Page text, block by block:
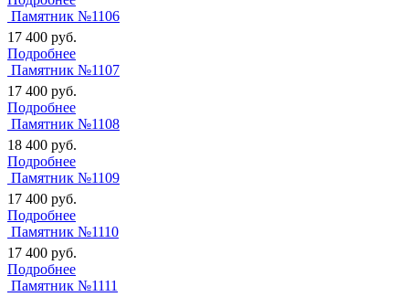
Памятник №1106
17 400 руб.
Подробнее
Памятник №1107
17 400 руб.
Подробнее
Памятник №1108
18 400 руб.
Подробнее
Памятник №1109
17 400 руб.
Подробнее
Памятник №1110
17 400 руб.
Подробнее
Памятник №1111